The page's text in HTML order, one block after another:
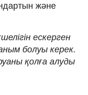
және
ескерген
болуы керек.
қолға алуды